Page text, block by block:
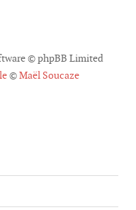
© phpBB Limited
©Maël Soucaze